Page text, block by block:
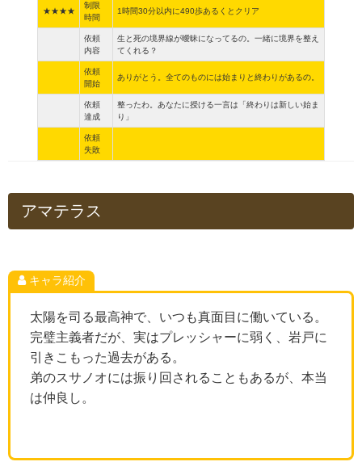
★★★★
制限
時間
1時間30分以内に490歩あるくとクリア
依頼
内容
生と死の境界線が曖昧になってるの。一緒に境界を整え
てくれる？
依頼
開始
ありがとう。全てのものには始まりと終わりがあるの。
依頼
達成
整ったわ。あなたに授ける一言は「終わりは新しい始ま
り」
依頼
失敗
アマテラス
キャラ紹介
太陽を司る最高神で、いつも真面目に働いている。
完璧主義者だが、実はプレッシャーに弱く、岩戸に
引きこもった過去がある。
弟のスサノオには振り回されることもあるが、本当
は仲良し。